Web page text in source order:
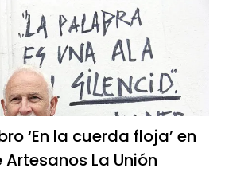
‘En la cuerda floja’ en
Artesanos La Unión